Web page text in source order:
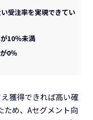
受注率を実現できてい
10％未満
0％
獲得できれば高い確
ため、Aセグメント向